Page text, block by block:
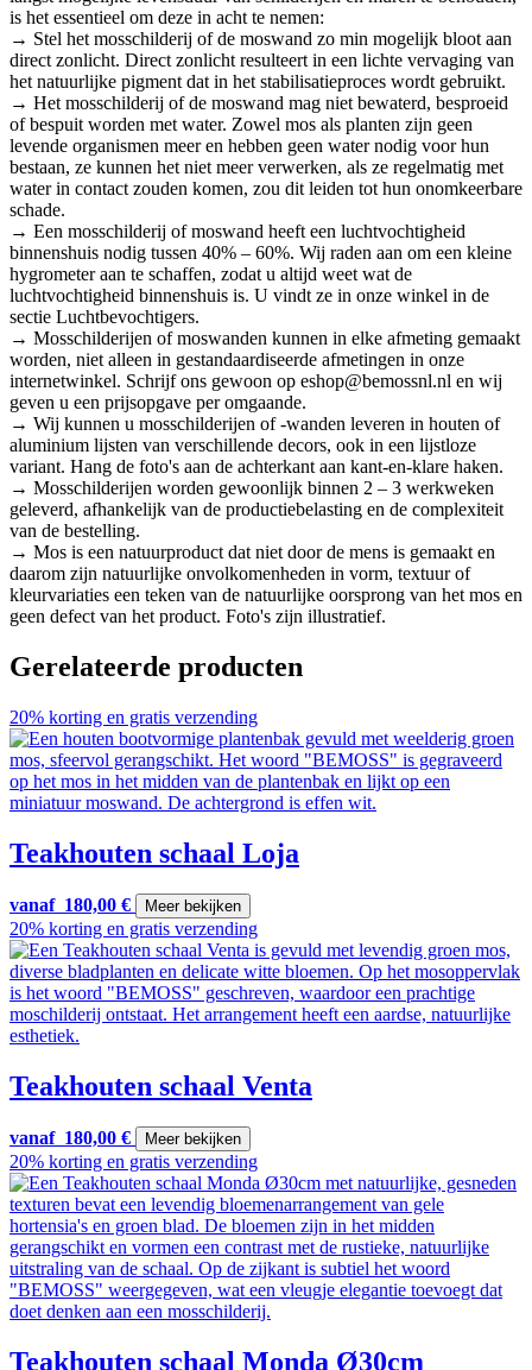
is het essentieel om deze in acht te nemen:
→ Stel het mosschilderij of de moswand zo min mogelijk bloot aan
direct zonlicht. Direct zonlicht resulteert in een lichte vervaging van
het natuurlijke pigment dat in het stabilisatieproces wordt gebruikt.
→ Het mosschilderij of de moswand mag niet bewaterd, besproeid
of bespuit worden met water. Zowel mos als planten zijn geen
levende organismen meer en hebben geen water nodig voor hun
bestaan, ze kunnen het niet meer verwerken, als ze regelmatig met
water in contact zouden komen, zou dit leiden tot hun onomkeerbare
schade.
→ Een mosschilderij of moswand heeft een luchtvochtigheid
binnenshuis nodig tussen 40% – 60%. Wij raden aan om een kleine
hygrometer aan te schaffen, zodat u altijd weet wat de
luchtvochtigheid binnenshuis is. U vindt ze in onze winkel in de
sectie Luchtbevochtigers.
→ Mosschilderijen of moswanden kunnen in elke afmeting gemaakt
worden, niet alleen in gestandaardiseerde afmetingen in onze
internetwinkel. Schrijf ons gewoon op eshop@bemossnl.nl en wij
geven u een prijsopgave per omgaande.
→ Wij kunnen u mosschilderijen of -wanden leveren in houten of
aluminium lijsten van verschillende decors, ook in een lijstloze
variant. Hang de foto's aan de achterkant aan kant-en-klare haken.
→ Mosschilderijen worden gewoonlijk binnen 2 – 3 werkweken
geleverd, afhankelijk van de productiebelasting en de complexiteit
van de bestelling.
→ Mos is een natuurproduct dat niet door de mens is gemaakt en
daarom zijn natuurlijke onvolkomenheden in vorm, textuur of
kleurvariaties een teken van de natuurlijke oorsprong van het mos en
geen defect van het product. Foto's zijn illustratief.
Gerelateerde producten
20% korting en gratis verzending
Teakhouten schaal Loja
vanaf 180,00 € Meer bekijken
20% korting en gratis verzending
Teakhouten schaal Venta
vanaf 180,00 € Meer bekijken
20% korting en gratis verzending
Teakhouten schaal Monda Ø30cm